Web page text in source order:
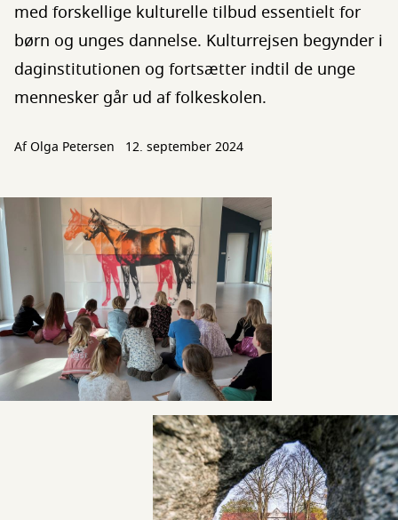
med forskellige kulturelle tilbud essentielt for
børn og unges dannelse. Kulturrejsen begynder i
daginstitutionen og fortsætter indtil de unge
mennesker går ud af folkeskolen.
AfOlga Petersen 12. september 2024